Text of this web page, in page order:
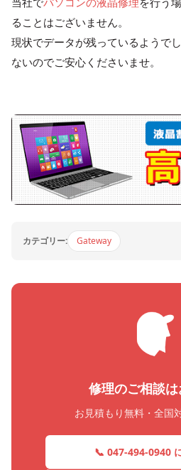
ることはございません。
現状でデータが残っているようで
ないのでご安心くださいませ。
カテゴリー: Gateway
修理のご相談
お見積もり無料・全国
📞 047-494-0940